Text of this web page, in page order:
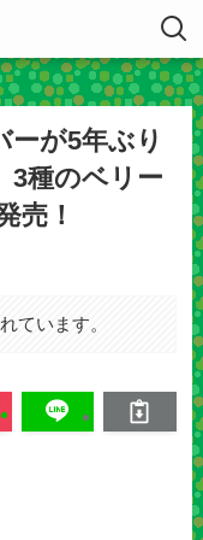
ーが5年ぶり
3種のベリー
売！
ています。